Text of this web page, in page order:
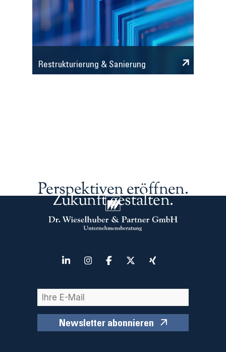
Restrukturierung & Sanierung
Newsletter abonnieren
Perspektiven eröffnen.
Zukunft gestalten.